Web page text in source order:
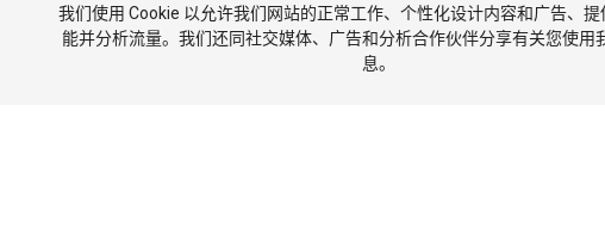
版权所有 © 2020
我们使用 Cookie 以允许我们网站的正常工作、个性化设计内容和广告、
能并分析流量。我们还同社交媒体、广告和分析合作伙伴分享有关您使用
息。